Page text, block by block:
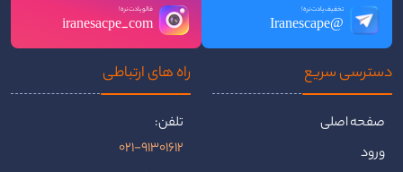
تخفیف یادت نره!
@Iranescape
فالو یادت نره!
iranesacpe_com
دسترسی سریع
صفحه اصلی
ورود
راه ‌های ارتباطی
تلفن:
021-91301612